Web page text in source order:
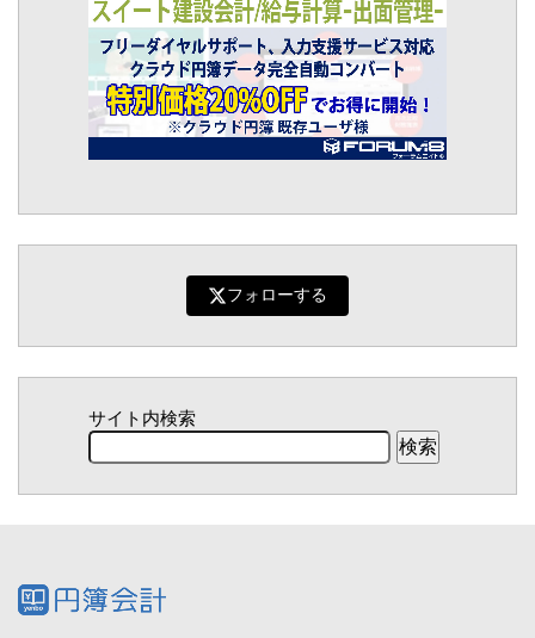
フォローする
サイト内検索